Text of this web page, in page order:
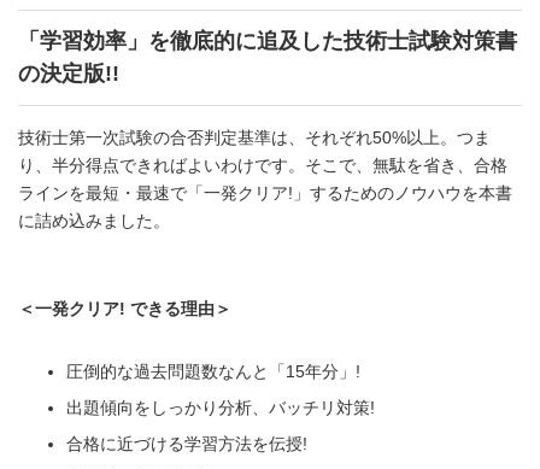
「学習効率」を徹底的に追及した技術士試験対策書
の決定版!!
技術士第一次試験の合否判定基準は、それぞれ50%以上。つま
り、半分得点できればよいわけです。そこで、無駄を省き、合格
ラインを最短・最速で「一発クリア!」するためのノウハウを本書
に詰め込みました。
＜一発クリア! できる理由＞
圧倒的な過去問題数なんと「15年分」!
出題傾向をしっかり分析、バッチリ対策!
合格に近づける学習方法を伝授!